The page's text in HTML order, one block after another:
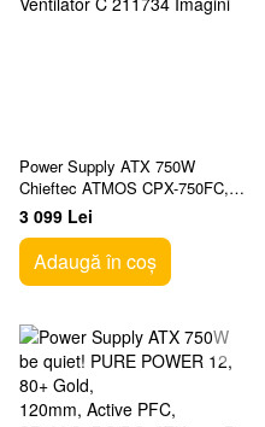
Power Supply ATX 750W
Chieftec ATMOS CPX-750FC,
80+ Gold, 120mm, ATX 3.0, FB
LLC, DC/DC, Smart Ventilator C
3 099 Lei
Adaugă în coș